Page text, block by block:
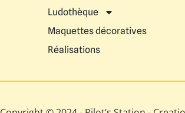
Ludothèque
Maquettes décoratives
Réalisations